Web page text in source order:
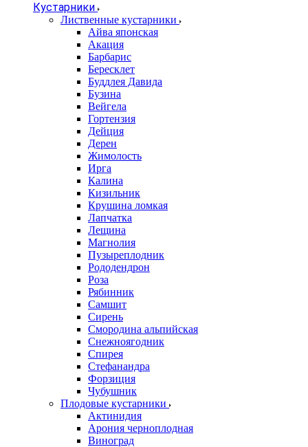
Кустарники
Лиственные кустарники
Айва японская
Акация
Барбарис
Бересклет
Буддлея Давида
Бузина
Вейгела
Гортензия
Дейция
Дерен
Жимолость
Ирга
Калина
Кизильник
Крушина ломкая
Лапчатка
Лещина
Магнолия
Пузыреплодник
Рододендрон
Роза
Рябинник
Самшит
Сирень
Смородина альпийская
Снежноягодник
Спирея
Стефанандра
Форзиция
Чубушник
Плодовые кустарники
Актинидия
Арония черноплодная
Виноград